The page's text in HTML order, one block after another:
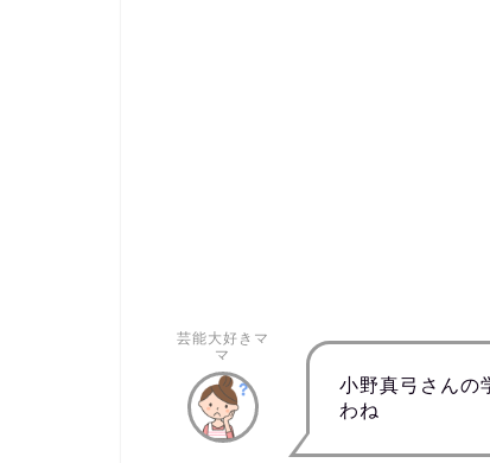
芸能大好きマ
マ
小野真弓さんの
わね